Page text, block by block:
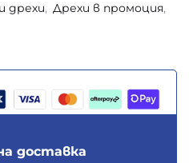
дрехи, Дрехи в промоция,
доставка